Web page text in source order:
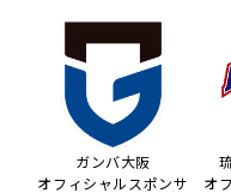
ガンバ大阪
オフィシャルスポンサ
オ